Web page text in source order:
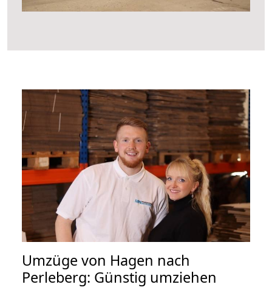
Umzüge von Hagen nach
Perleberg: Günstig umziehen